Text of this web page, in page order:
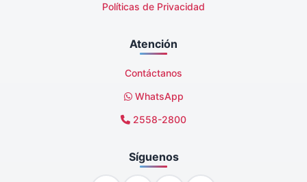
Políticas de Privacidad
Atención
Contáctanos
WhatsApp
2558-2800
Síguenos